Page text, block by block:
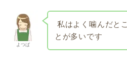
よつば
私はよく噛んだと
とが多いです